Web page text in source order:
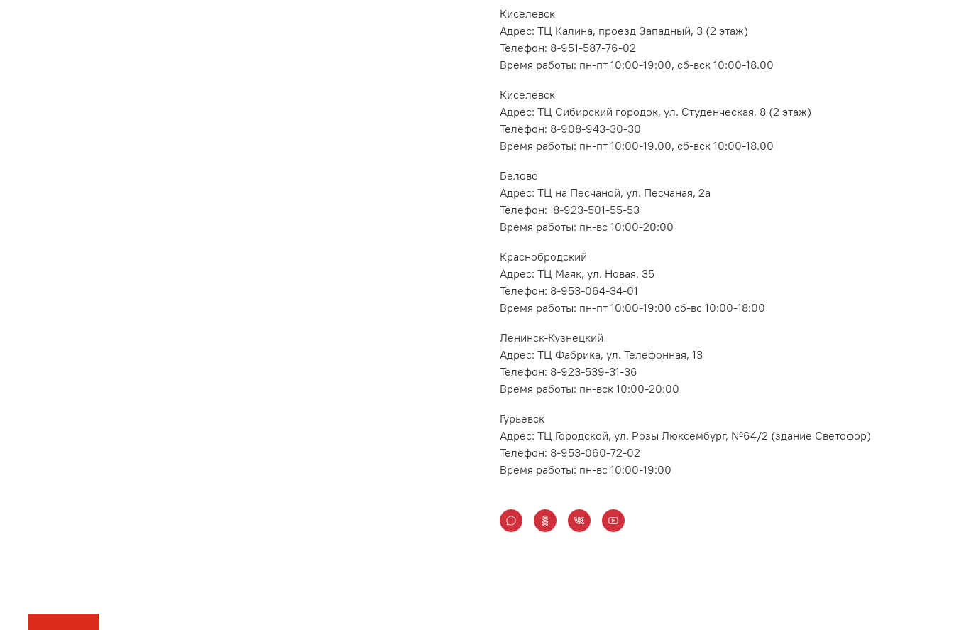
Киселевск
Адрес: ТЦ Калина, проезд Западный, 3 (2 этаж)
Телефон: 8-951-587-76-02
Время работы: пн-пт 10:00-19:00, сб-вск 10:00-18.00
Киселевск
Адрес: ТЦ Сибирский городок, ул. Студенческая, 8 (2 этаж)
Телефон: 8-908-943-30-30
Время работы: пн-пт 10:00-19.00, сб-вск 10:00-18.00
Белово
Адрес: ТЦ на Песчаной, ул. Песчаная, 2а
Телефон: 8-923-501-55-53
Время работы: пн-вс 10:00-20:00
Краснобродский
Адрес: ТЦ Маяк, ул. Новая, 35
Телефон: 8-953-064-34-01
Время работы: пн-пт 10:00-19:00 сб-вс 10:00-18:00
Ленинск-Кузнецкий
Адрес: ТЦ Фабрика, ул. Телефонная, 13
Телефон: 8-923-539-31-36
Время работы: пн-вск 10:00-20:00
Гурьевск
Адрес: ТЦ Городской, ул. Розы Люксембург, №64/2 (здание Светофор)
Телефон: 8-953-060-72-02
Время работы: пн-вс 10:00-19:00